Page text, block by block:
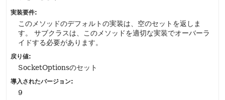
実装要件:
このメソッドのデフォルトの実装は、空のセットを返しま
す。
サブクラスは、このメソッドを適切な実装でオーバーラ
イドする必要があります。
戻り値:
SocketOptionsのセット
導入されたバージョン:
9